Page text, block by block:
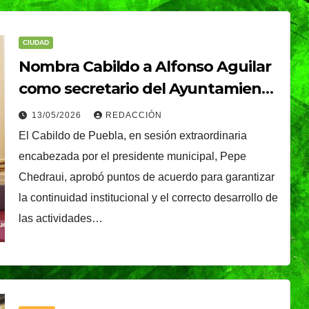
CIUDAD
Nombra Cabildo a Alfonso Aguilar
como secretario del Ayuntamiento
de Puebla
13/05/2026 REDACCIÓN
El Cabildo de Puebla, en sesión extraordinaria
encabezada por el presidente municipal, Pepe
Chedraui, aprobó puntos de acuerdo para garantizar
la continuidad institucional y el correcto desarrollo de
las actividades…